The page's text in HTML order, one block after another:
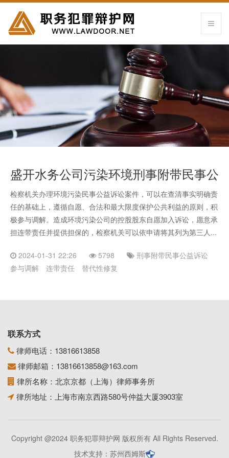
盛开水务公司污染环境刑事附带民事公
益诉讼案
检察机关办理环境污染民事公益诉讼案件，可以在查清事实明确责
任的基础上，遵循自愿、合法和最大限度保护公共利益的原则，积
极参与调解。造成环境污染公司的控股股东自愿加入诉讼，愿意承
担连带责任并提供担保的，检察机关可以依申请将其列为第三人...
2024-01-31 22:26 5798
刑事附带民事公益诉讼
参与调解
连带责任 替代性修复
联系方式
律师电话： 13816613858
律师邮箱： 13816613858@163.com
律所名称：北京京都（上海）律师事务所
律所地址：上海市南京西路580号仲益大厦3903室
Copyright @2024 职务犯罪辩护网 版权所有 All Rights Reserved.
技术支持： 苏州西姆斯